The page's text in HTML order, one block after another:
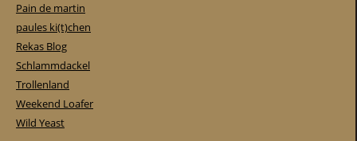
Pain de martin
paules ki(t)chen
Rekas Blog
Schlammdackel
Trollenland
Weekend Loafer
Wild Yeast